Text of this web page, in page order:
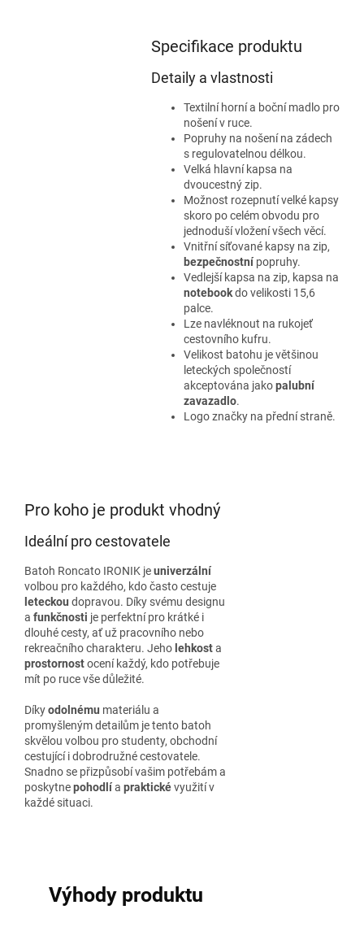
Specifikace produktu
Detaily a vlastnosti
Textilní horní a boční madlo pro
nošení v ruce.
Popruhy na nošení na zádech
s regulovatelnou délkou.
Velká hlavní kapsa na
dvoucestný zip.
Možnost rozepnutí velké kapsy
skoro po celém obvodu pro
jednoduší vložení všech věcí.
Vnitřní síťované kapsy na zip,
bezpečnostnípopruhy.
Vedlejší kapsa na zip, kapsa na
notebookdo velikosti 15,6
palce.
Lze navléknout na rukojeť
cestovního kufru.
Velikost batohu je většinou
leteckých společností
akceptována jakopalubní
zavazadlo.
Logo značky na přední straně.
Pro koho je produkt vhodný
Ideální pro cestovatele
Batoh Roncato IRONIK jeuniverzální
volbou pro každého, kdo často cestuje
leteckou dopravou. Díky svému designu
a funkčnosti je perfektní pro krátké i
dlouhé cesty, ať už pracovního nebo
rekreačního charakteru. Jeho lehkosta
prostornostocení každý, kdo potřebuje
mít po ruce vše důležité.
Díkyodolnému materiálu a
promyšleným detailům je tento batoh
skvělou volbou pro studenty, obchodní
cestující i dobrodružné cestovatele.
Snadno se přizpůsobí vašim potřebám a
poskytnepohodlía praktickévyužití v
každé situaci.
Výhody produktu